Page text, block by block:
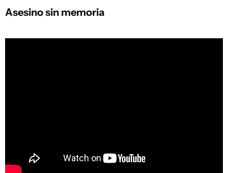
Asesino sin memoria